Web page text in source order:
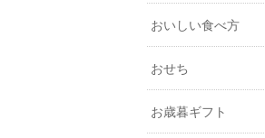
おいしい食べ方
おせち
お歳暮ギフト